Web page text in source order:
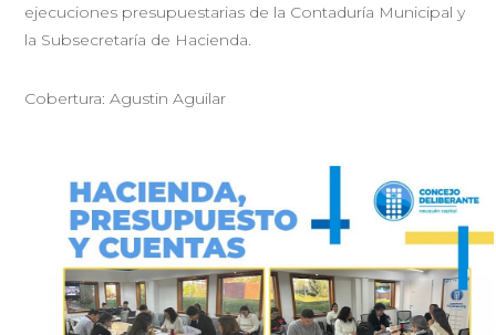
ejecuciones presupuestarias de la Contaduría Municipal y
la Subsecretaría de Hacienda.
Cobertura: Agustin Aguilar